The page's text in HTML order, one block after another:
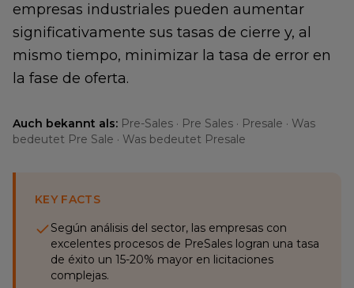
empresas industriales pueden aumentar
significativamente sus tasas de cierre y, al
mismo tiempo, minimizar la tasa de error en
la fase de oferta.
Auch bekannt als: Pre-Sales · Pre Sales · Presale · Was
bedeutet Pre Sale · Was bedeutet Presale
KEY FACTS
Según análisis del sector, las empresas con
excelentes procesos de PreSales logran una tasa
de éxito un 15-20% mayor en licitaciones
complejas.